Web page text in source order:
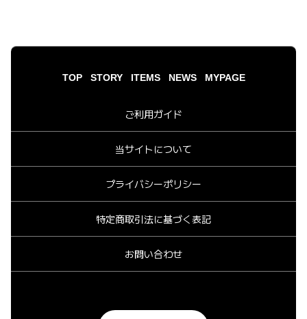
TOP STORY ITEMS NEWS MYPAGE
ご利用ガイド
当サイトについて
プライバシーポリシー
特定商取引法に基づく表記
お問い合わせ